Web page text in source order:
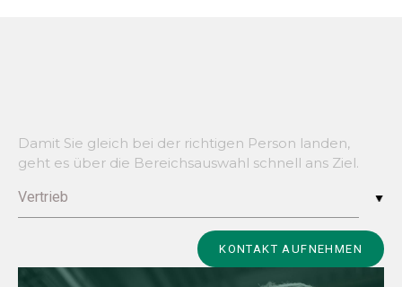
Damit Sie gleich bei der richtigen Person landen,
geht es über die Bereichsauswahl schnell ans Ziel.
Vertrieb
KONTAKT AUFNEHMEN